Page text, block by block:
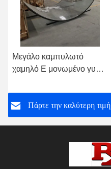
Μεγάλο καμπυλωτό
χαμηλό E μονωμένο γυαλί
ενισχυμένο γυαλί
Πάρτε την καλύτερη τιμή